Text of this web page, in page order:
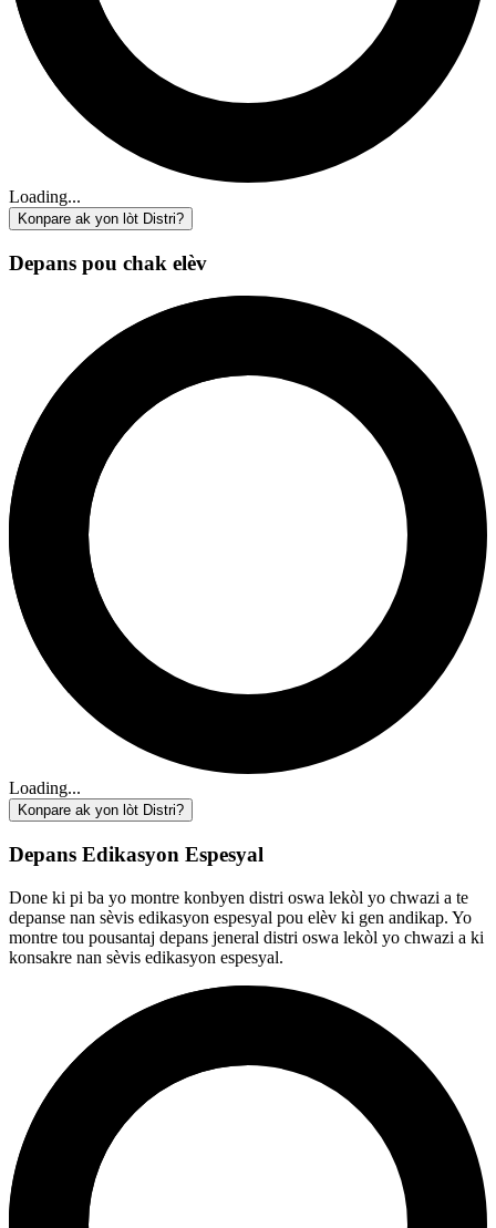
Loading...
Konpare ak yon lòt Distri?
Depans pou chak elèv
Loading...
Konpare ak yon lòt Distri?
Depans Edikasyon Espesyal
Done ki pi ba yo montre konbyen distri oswa lekòl yo chwazi a te
depanse nan sèvis edikasyon espesyal pou elèv ki gen andikap. Yo
montre tou pousantaj depans jeneral distri oswa lekòl yo chwazi a ki
konsakre nan sèvis edikasyon espesyal.